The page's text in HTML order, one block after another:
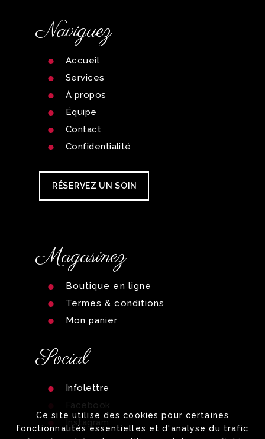
Ce site utilise des cookies pour certaines
fonctionnalités essentielles et d'analyse du trafic
Naviguez
Accueil
Services
À propos
Équipe
Contact
Confidentialité
RÉSERVEZ UN SOIN
Magasinez
Boutique en ligne
Termes & conditions
Mon panier
Social
Infolettre
Facebook
Instagram